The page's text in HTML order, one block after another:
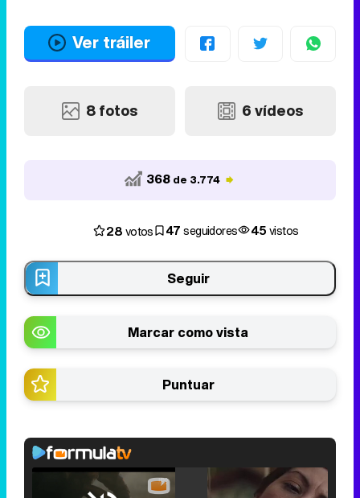
Ver tráiler
8 fotos 6 vídeos
368 de 3.774
28votos 47seguidores 45vistos
Seguir
Marcar como vista
Puntuar